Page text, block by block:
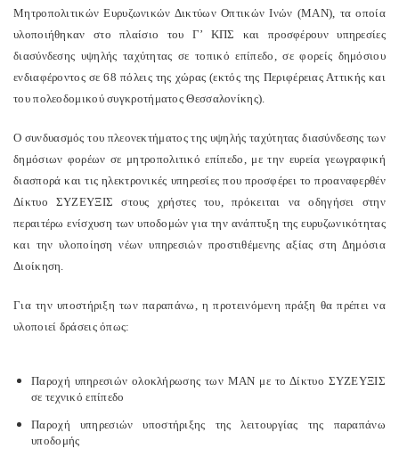
Μητροπολιτικών Ευρυζωνικών Δικτύων Οπτικών Ινών (ΜΑΝ), τα οποία
υλοποιήθηκαν στο πλαίσιο του Γ’ ΚΠΣ και προσφέρουν υπηρεσίες
διασύνδεσης υψηλής ταχύτητας σε τοπικό επίπεδο, σε φορείς δημόσιου
ενδιαφέροντος σε 68 πόλεις της χώρας (εκτός της Περιφέρειας Αττικής και
του πολεοδομικού συγκροτήματος Θεσσαλονίκης).
Ο συνδυασμός του πλεονεκτήματος της υψηλής ταχύτητας διασύνδεσης των
δημόσιων φορέων σε μητροπολιτικό επίπεδο, με την ευρεία γεωγραφική
διασπορά και τις ηλεκτρονικές υπηρεσίες που προσφέρει το προαναφερθέν
Δίκτυο ΣΥΖΕΥΞΙΣ στους χρήστες του, πρόκειται να οδηγήσει στην
περαιτέρω ενίσχυση των υποδομών για την ανάπτυξη της ευρυζωνικότητας
και την υλοποίηση νέων υπηρεσιών προστιθέμενης αξίας στη Δημόσια
Διοίκηση.
Για την υποστήριξη των παραπάνω, η προτεινόμενη πράξη θα πρέπει να
υλοποιεί δράσεις όπως:
Παροχή υπηρεσιών ολοκλήρωσης των ΜΑΝ με το Δίκτυο ΣΥΖΕΥΞΙΣ
σε τεχνικό επίπεδο
Παροχή υπηρεσιών υποστήριξης της λειτουργίας της παραπάνω
υποδομής